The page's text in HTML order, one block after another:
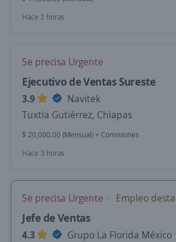
Hace 2 horas
Se precisa Urgente
Ejecutivo de Ventas Sureste
3.9
Navitek
Tuxtla Gutiérrez, Chiapas
$ 20,000.00 (Mensual) + Comisiones
Hace 3 horas
Se precisa Urgente Empleo
Jefe de Ventas
4.3
Grupo La Florida México